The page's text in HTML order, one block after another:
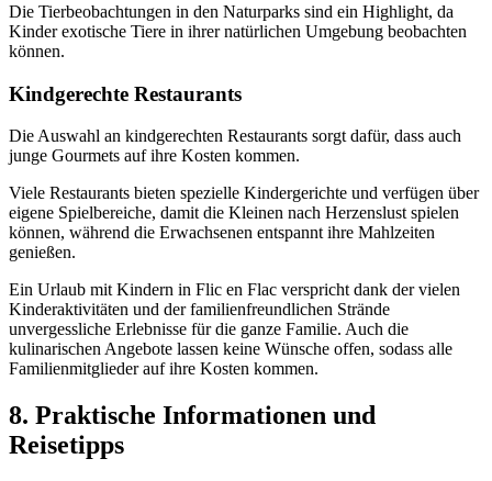
Die Tierbeobachtungen in den Naturparks sind ein Highlight, da
Kinder exotische Tiere in ihrer natürlichen Umgebung beobachten
können.
Kindgerechte Restaurants
Die Auswahl an kindgerechten Restaurants sorgt dafür, dass auch
junge Gourmets auf ihre Kosten kommen.
Viele Restaurants bieten spezielle Kindergerichte und verfügen über
eigene Spielbereiche, damit die Kleinen nach Herzenslust spielen
können, während die Erwachsenen entspannt ihre Mahlzeiten
genießen.
Ein Urlaub mit Kindern in Flic en Flac verspricht dank der vielen
Kinderaktivitäten und der familienfreundlichen Strände
unvergessliche Erlebnisse für die ganze Familie. Auch die
kulinarischen Angebote lassen keine Wünsche offen, sodass alle
Familienmitglieder auf ihre Kosten kommen.
8. Praktische Informationen und
Reisetipps